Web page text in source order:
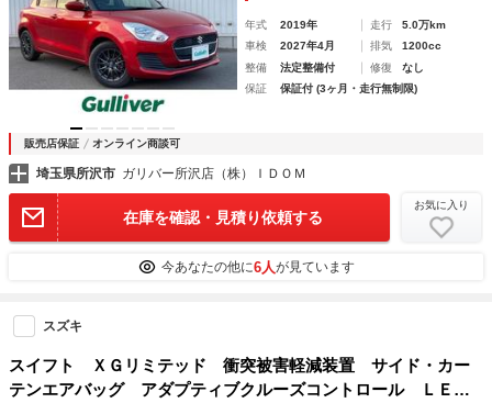
年式 2019年 走行
5.0万km
車検
2027年4月 排気
1200cc
整備
法定整備付 修復
なし
保証
保証付 (3ヶ月・走行無制限)
販売店保証 オンライン商談可
埼玉県所沢市 ガリバー所沢店（株）ＩＤＯＭ
在庫を確認・見積り依頼する
お気に入り
今あなたの他に6人が見ています
スズキ
スイフト ＸＧリミテッド 衝突被害軽減装置 サイド・カー
テンエアバッグ アダプティブクルーズコントロール ＬＥＤ